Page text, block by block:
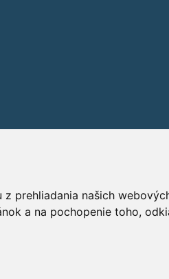
prehliadania našich
a na pochopenie toho,